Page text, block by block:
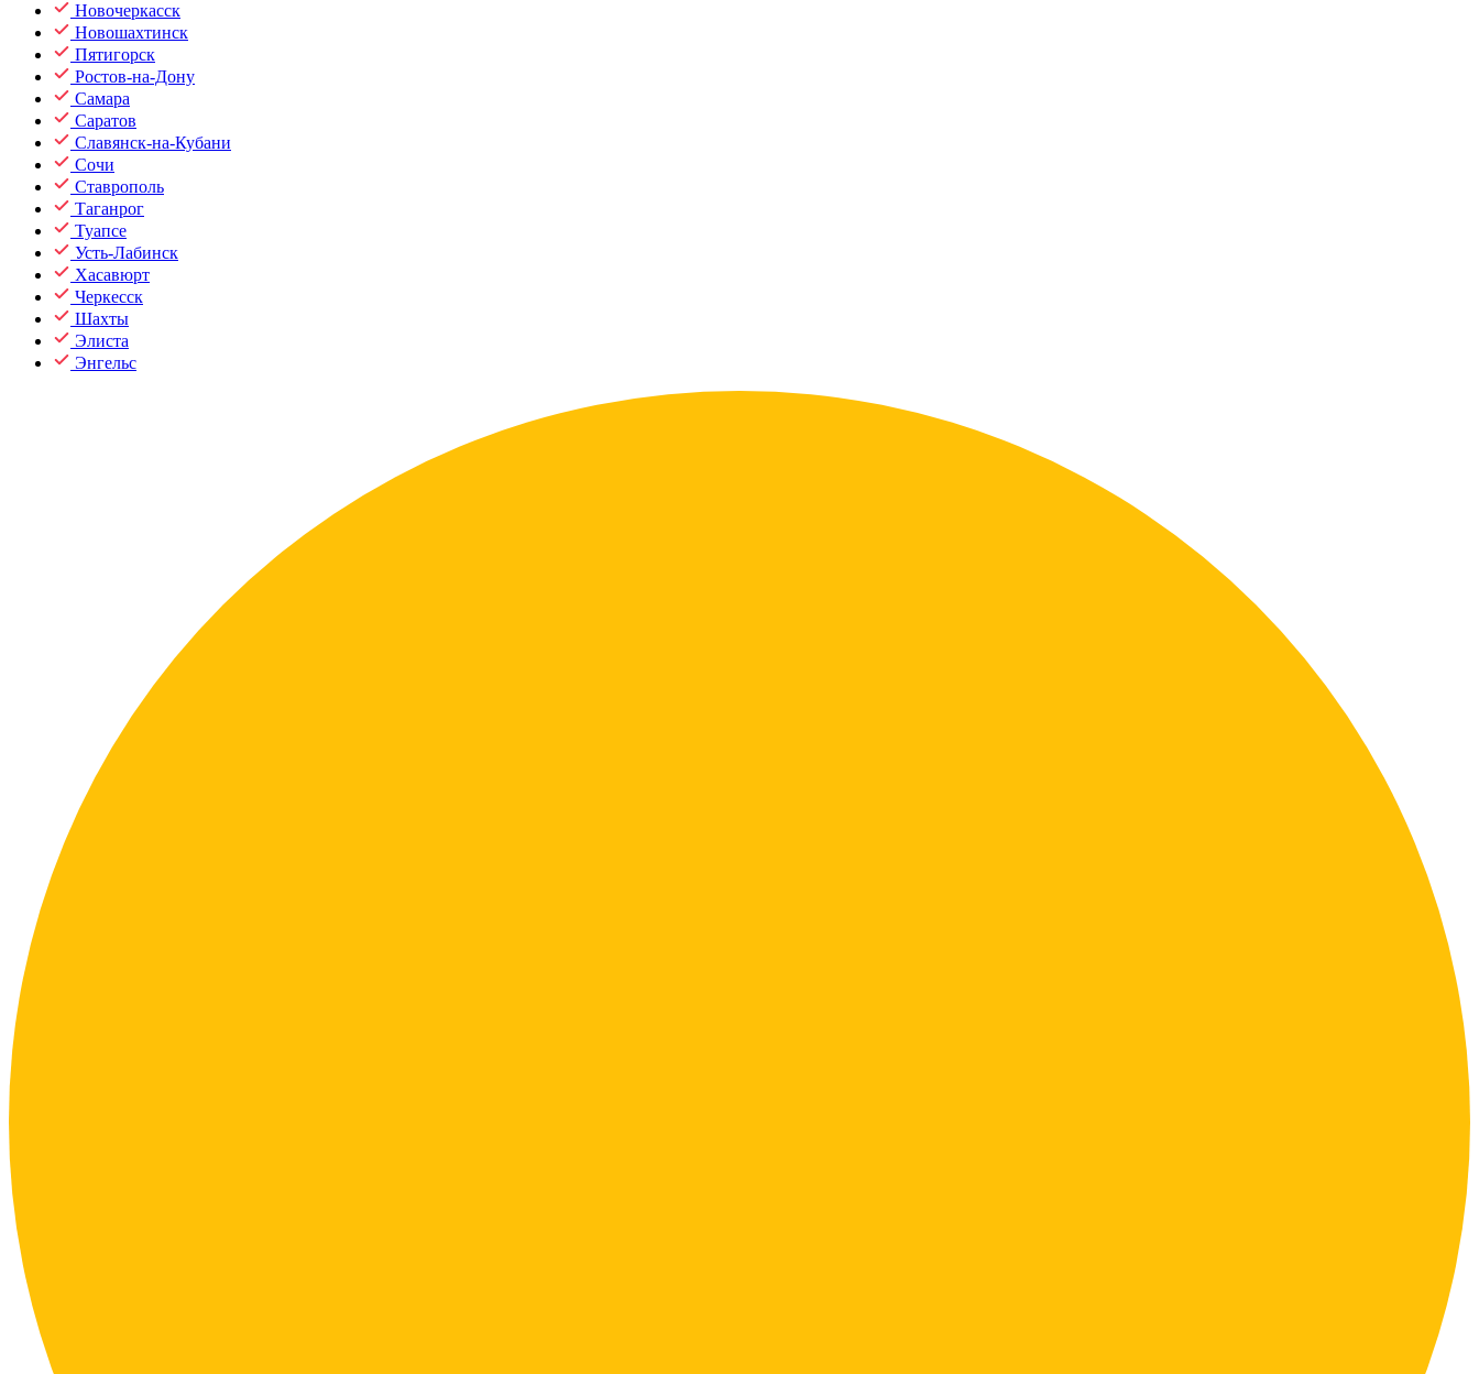
Новочеркасск
Новошахтинск
Пятигорск
Ростов-на-Дону
Самара
Саратов
Славянск-на-Кубани
Сочи
Ставрополь
Таганрог
Туапсе
Усть-Лабинск
Хасавюрт
Черкесск
Шахты
Элиста
Энгельс